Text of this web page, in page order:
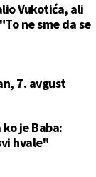
Vukotića, ali
ne sme da se
7. avgust
je Baba:
hvale"